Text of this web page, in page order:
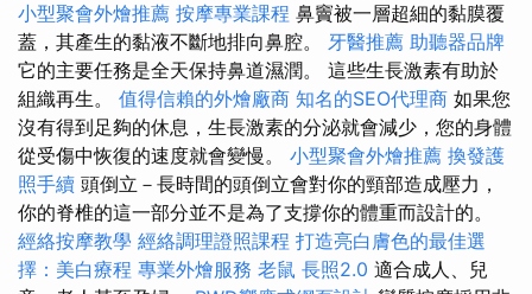
小型聚會外燴推薦 按摩專業課程 鼻竇被一層超細的黏膜覆
蓋，其產生的黏液不斷地排向鼻腔。 牙醫推薦 助聽器品牌
它的主要任務是全天保持鼻道濕潤。 這些生長激素有助於
組織再生。 值得信賴的外燴廠商 知名的SEO代理商 如果您
沒有得到足夠的休息，生長激素的分泌就會減少，您的身體
從受傷中恢復的速度就會變慢。 小型聚會外燴推薦 換發護
照手續 頭倒立－長時間的頭倒立會對你的頸部造成壓力，
你的脊椎的這一部分並不是為了支撐你的體重而設計的。
經絡按摩教學 經絡調理證照課程 打造亮白膚色的最佳選
擇：美白療程 專業外燴服務 老鼠 長照2.0 適合成人、兒